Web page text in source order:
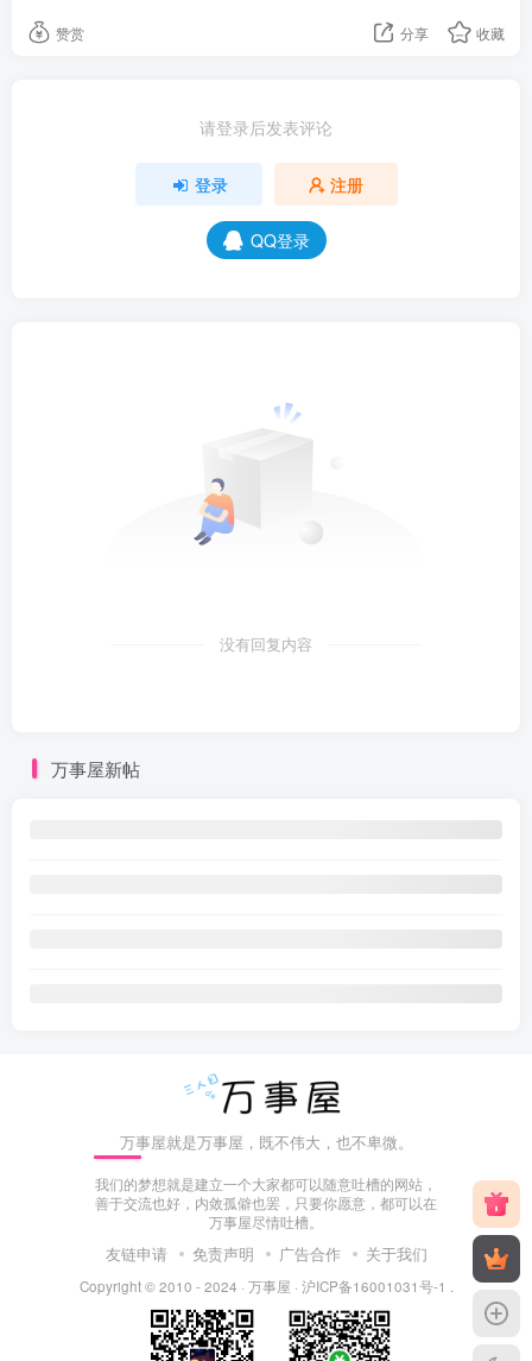
赞赏 分享 收藏
请登录后发表评论
登录 注册
QQ登录
没有回复内容
万事屋新帖
万事屋就是万事屋，既不伟大，也不卑微。
我们的梦想就是建立一个大家都可以随意吐槽的网站，
善于交流也好，内敛孤僻也罢，只要你愿意，都可以在
万事屋尽情吐槽。
友链申请 免责声明 广告合作 关于我们
Copyright © 2010 - 2024 · 万事屋 · 沪ICP备16001031号-1